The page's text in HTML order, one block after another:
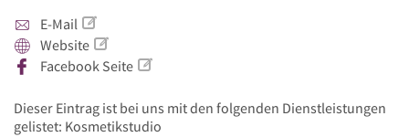
E-Mail
Website
Facebook Seite
Dieser Eintrag ist bei uns mit den folgenden Dienstleistungen
gelistet: Kosmetikstudio